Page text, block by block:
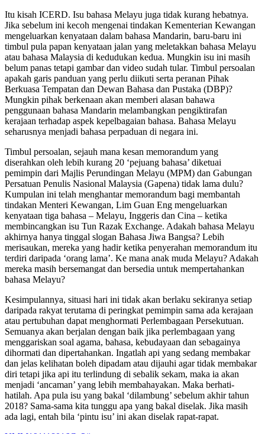
Itu kisah ICERD. Isu bahasa Melayu juga tidak kurang hebatnya.
Jika sebelum ini kecoh mengenai tindakan Kementerian Kewangan
mengeluarkan kenyataan dalam bahasa Mandarin, baru-baru ini
timbul pula papan kenyataan jalan yang meletakkan bahasa Melayu
atau bahasa Malaysia di kedudukan kedua. Mungkin isu ini masih
belum panas tetapi gambar dan video sudah tular. Timbul persoalan
apakah garis panduan yang perlu diikuti serta peranan Pihak
Berkuasa Tempatan dan Dewan Bahasa dan Pustaka (DBP)?
Mungkin pihak berkenaan akan memberi alasan bahawa
penggunaan bahasa Mandarin melambangkan pengiktirafan
kerajaan terhadap aspek kepelbagaian bahasa. Bahasa Melayu
seharusnya menjadi bahasa perpaduan di negara ini.
Timbul persoalan, sejauh mana kesan memorandum yang
diserahkan oleh lebih kurang 20 ‘pejuang bahasa’ diketuai
pemimpin dari Majlis Perundingan Melayu (MPM) dan Gabungan
Persatuan Penulis Nasional Malaysia (Gapena) tidak lama dulu?
Kumpulan ini telah menghantar memorandum bagi membantah
tindakan Menteri Kewangan, Lim Guan Eng mengeluarkan
kenyataan tiga bahasa – Melayu, Inggeris dan Cina – ketika
membincangkan isu Tun Razak Exchange. Adakah bahasa Melayu
akhirnya hanya tinggal slogan Bahasa Jiwa Bangsa? Lebih
merisaukan, mereka yang hadir ketika penyerahan memorandum itu
terdiri daripada ‘orang lama’. Ke mana anak muda Melayu? Adakah
mereka masih bersemangat dan bersedia untuk mempertahankan
bahasa Melayu?
Kesimpulannya, situasi hari ini tidak akan berlaku sekiranya setiap
daripada rakyat terutama di peringkat pemimpin sama ada kerajaan
atau pertubuhan dapat menghormati Perlembagaan Persekutuan.
Semuanya akan berjalan dengan baik jika perlembagaan yang
menggariskan soal agama, bahasa, kebudayaan dan sebagainya
dihormati dan dipertahankan. Ingatlah api yang sedang membakar
dan jelas kelihatan boleh dipadam atau dijauhi agar tidak membakar
diri tetapi jika api itu terlindung di sebalik sekam, maka ia akan
menjadi ‘ancaman’ yang lebih membahayakan. Maka berhati-
hatilah. Apa pula isu yang bakal ‘dilambung’ sebelum akhir tahun
2018? Sama-sama kita tunggu apa yang bakal diselak. Jika masih
ada lagi, entah bila ‘pintu isu’ ini akan diselak rapat-rapat.